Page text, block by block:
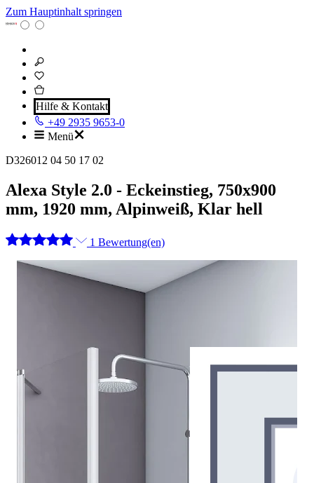
Zum Hauptinhalt springen
Hilfe & Kontakt
+49 2935 9653-0
Menü
D326012 04 50 17 02
Alexa Style 2.0 - Eckeinstieg, 750x900
mm, 1920 mm, Alpinweiß, Klar hell
1 Bewertung(en)